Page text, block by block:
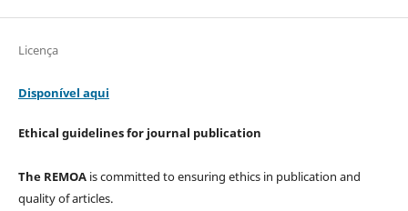
Licença
Disponível aqui
Ethical guidelines for journal publication
The REMOAis committed to ensuring ethics in publication and
quality of articles.